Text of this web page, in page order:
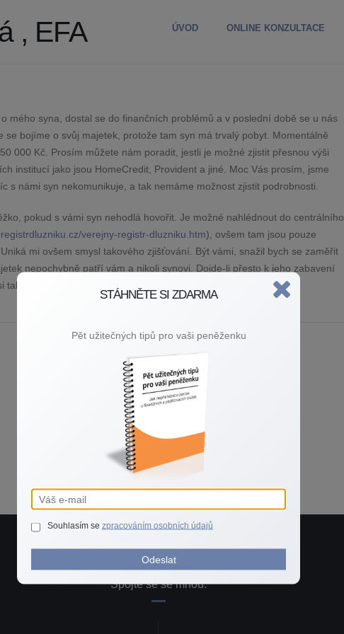
, EFA ÚVOD ONLINE KONZULTACE
mého syna, dostal se do finančních problémů a v poslední době se u nás
se bojíme o svůj majetek, protože tam syn má trvalý pobyt. Momentálně
000 Kč. Prosím můžete nám poradit, jestli je možné zjistit přesnou výši
institucí jako jsou HomeCredit, Provident a jiné. Moc Vás prosím, jsme
s námi syn nekomunikuje, a tak nemáme možnost zjistit podrobnosti.
pokud s vámi syn nehodlá hovořit. Je možné nahlédnout do centrálního
verejny-registr-dluzniku.htm), ovšem tam jsou pouze
mi ovšem smysl takového zjišťování. Být vámi, snažil bych se zaměřit
nepochybně patří vám a nikoli synovi. Dojde-li přesto k jeho zabavení
jeho navrácení.
Potřebujete rychlou radu?
Spojte se se mnou.
STÁHNĚTE SI ZDARMA
Pět užitečných tipů pro vaši peněženku
Souhlasím se zpracováním osobních údajů
Odeslat